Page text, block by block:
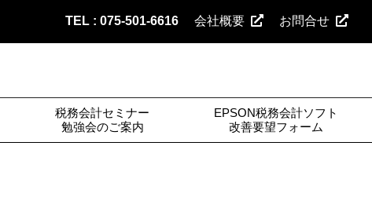
TEL : 075-501-6616 会社概要 お問合せ
税務会計セミナー
勉強会のご案内
EPSON税務会計ソフト
改善要望フォーム